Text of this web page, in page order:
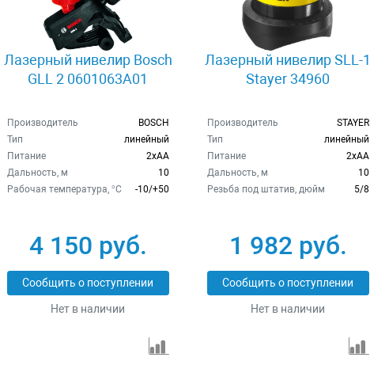
Лазерный нивелир Bosch
GLL 2 0601063A01
Производитель
BOSCH
Тип
линейный
Питание
2xAA
Дальность, м
10
Рабочая температура, °C
-10/+50
4 150 руб.
Сообщить о поступлении
Нет в наличии
Лазерный нивелир SLL-1
Stayer 34960
Производитель
STAYER
Тип
линейный
Питание
2xAA
Дальность, м
10
Резьба под штатив, дюйм
5/8
1 982 руб.
Сообщить о поступлении
Нет в наличии